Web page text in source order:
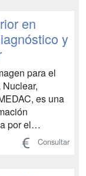
en
y en l...
en
y
para el
es una
por el
vinculada al
te capacita
Consultar